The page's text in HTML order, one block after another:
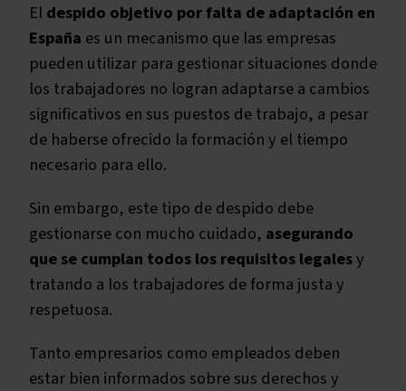
Eldespido objetivo por falta de adaptación en
España es un mecanismo que las empresas
pueden utilizar para gestionar situaciones donde
los trabajadores no logran adaptarse a cambios
significativos en sus puestos de trabajo, a pesar
de haberse ofrecido la formación y el tiempo
necesario para ello.
Sin embargo, este tipo de despido debe
gestionarse con mucho cuidado, asegurando
que se cumplan todos los requisitos legalesy
tratando a los trabajadores de forma justa y
respetuosa.
Tanto empresarios como empleados deben
estar bien informados sobre sus derechos y